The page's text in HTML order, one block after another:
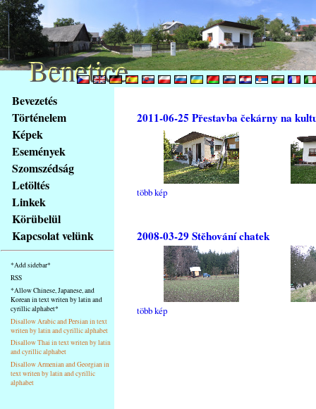
obsah
stránky
Klávesové
zkratky
tomto
webu
základní
Hlavní
strana
Bevezetés
Történelem
Képek
Események
Szomszédság
Letöltés
Linkek
Körübelül
Kapcsolat velünk
*Add sidebar*
RSS
*Allow Chinese, Japanese, and
Korean in text writen by latin and
cyrillic alphabet*
Disallow Arabic and Persian in text
writen by latin and cyrillic alphabet
Disallow Thai in text writen by latin
and cyrillic alphabet
Disallow Armenian and Georgian in
text writen by latin and cyrillic
alphabet
2011-06-25 Přestavba čekárny na
több kép
2008-03-29 Stěhování chatek
több kép
Benetice
Benetice